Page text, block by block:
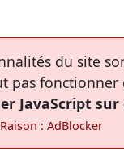
du site
pas
JavaScript
Raison : AdBlocker